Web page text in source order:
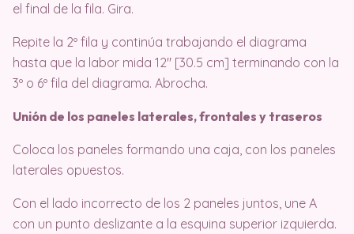
el final de la fila. Gira.
Repite la 2º fila y continúa trabajando el diagrama
hasta que la labor mida 12″ [30.5 cm] terminando con la
3º o 6º fila del diagrama. Abrocha.
Unión de los paneles laterales, frontales y traseros
Coloca los paneles formando una caja, con los paneles
laterales opuestos.
Con el lado incorrecto de los 2 paneles juntos, une A
con un punto deslizante a la esquina superior izquierda.